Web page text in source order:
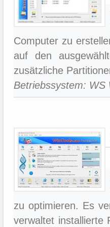
Computer zu
auf den
zusätzliche
Betriebssystem: WS
zu optimieren. Es
verwaltet installierte